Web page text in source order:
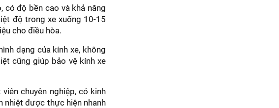
có độ bền cao và khả năng
độ trong xe xuống 10-15
cho điều hòa.
dạng của kính xe, không
cũng giúp bảo vệ kính xe
chuyên nghiệp, có kinh
nhiệt được thực hiện nhanh